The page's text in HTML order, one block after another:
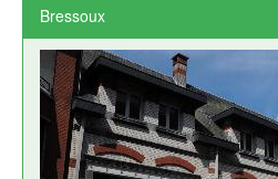
Bressoux